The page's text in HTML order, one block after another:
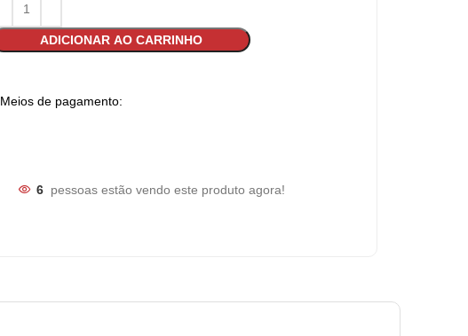
ADICIONAR AO CARRINHO
Meios de pagamento:
6 pessoas estão vendo este produto agora!